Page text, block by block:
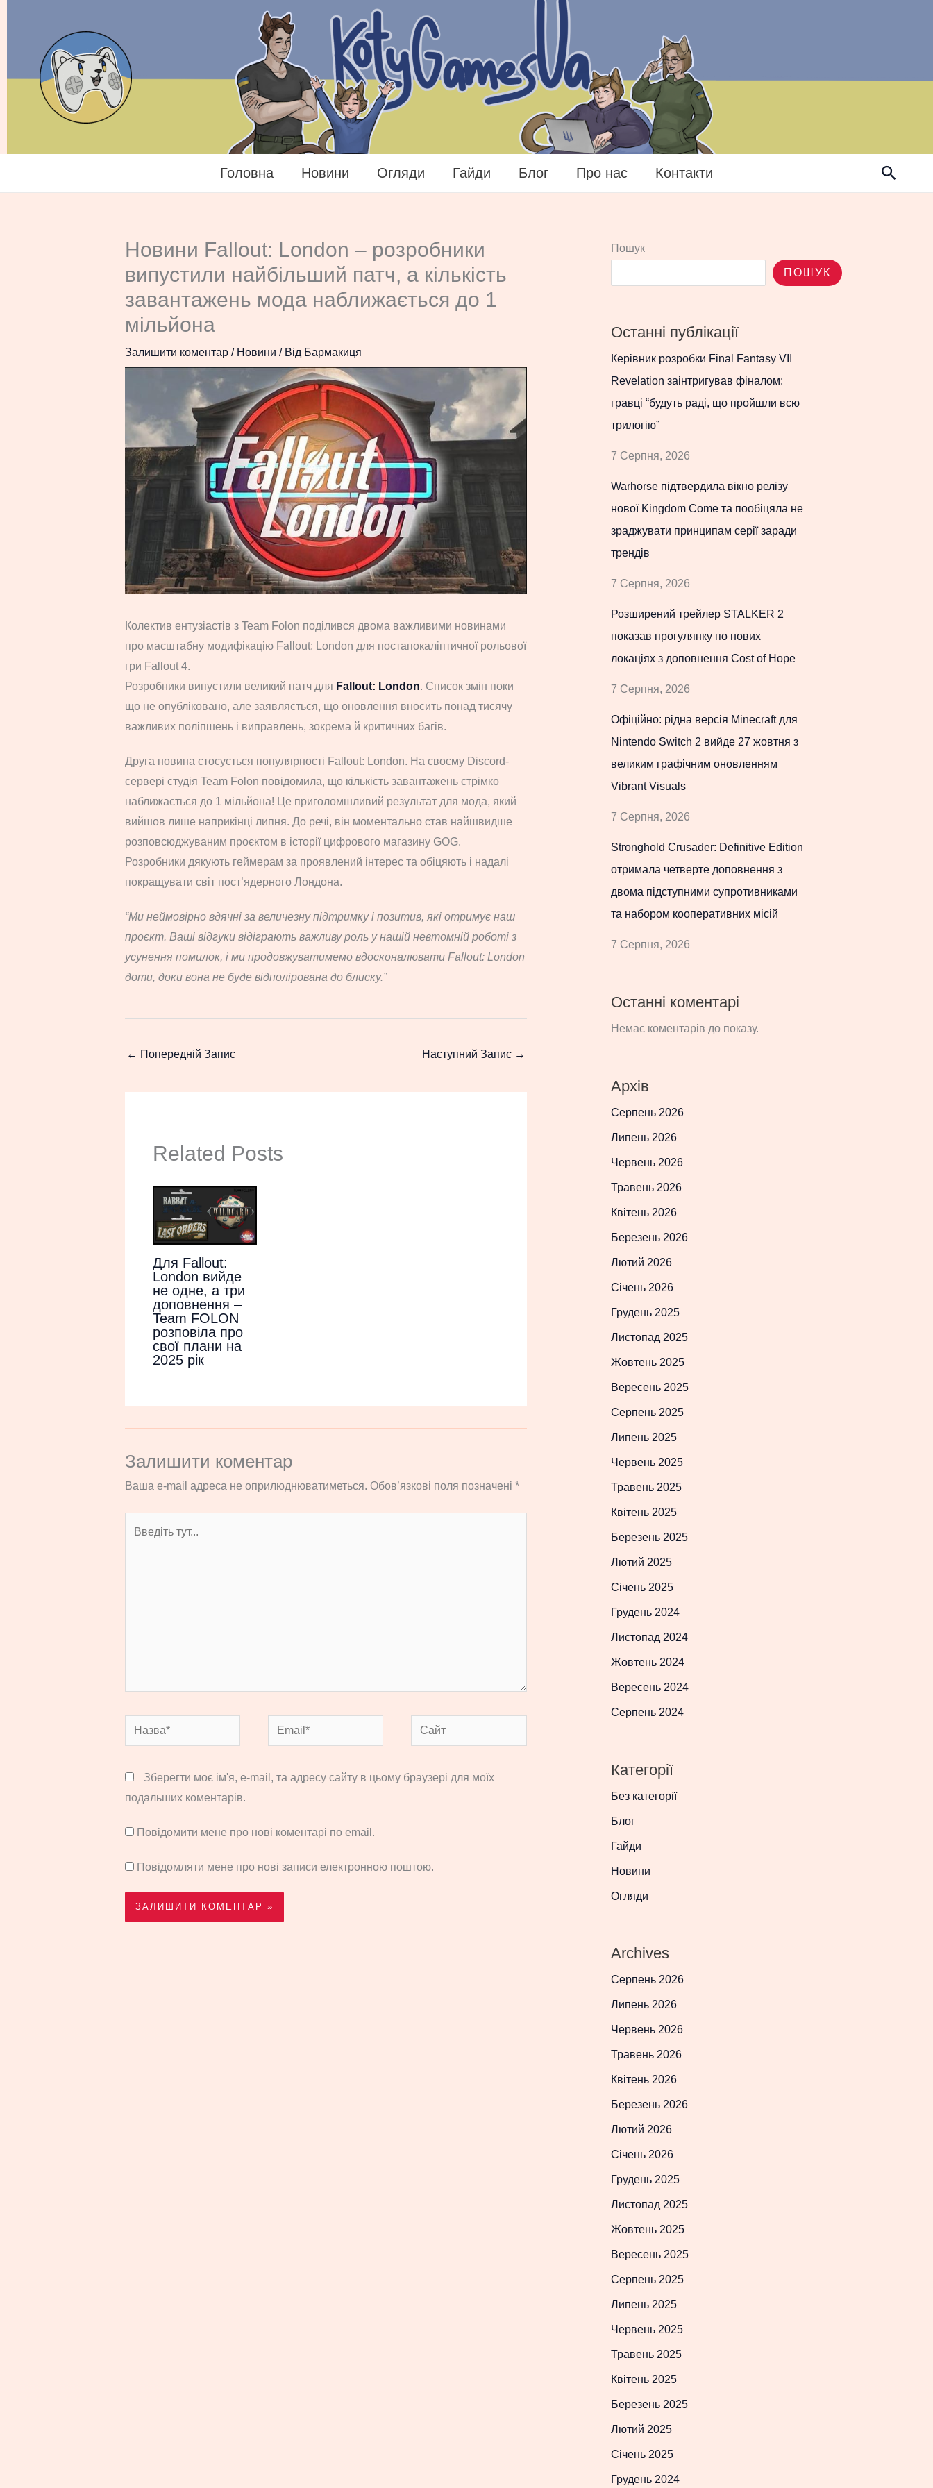
Головна Новини Огляди Гайди Блог Про нас Контакти Пошук
Новини Fallout: London – розробники
випустили найбільший патч, а кількість
завантажень мода наближається до 1
мільйона
Залишити коментар / Новини / Від Бармакиця
Колектив ентузіастів з Team Folon поділився двома важливими новинами
про масштабну модифікацію Fallout: London для постапокаліптичної рольової
гри Fallout 4.
Розробники випустили великий патч для Fallout: London. Список змін поки
що не опубліковано, але заявляється, що оновлення вносить понад тисячу
важливих поліпшень і виправлень, зокрема й критичних багів.
Друга новина стосується популярності Fallout: London. На своєму Discord-
сервері студія Team Folon повідомила, що кількість завантажень стрімко
наближається до 1 мільйона! Це приголомшливий результат для мода, який
вийшов лише наприкінці липня. До речі, він моментально став найшвидше
розповсюджуваним проєктом в історії цифрового магазину GOG.
Розробники дякують геймерам за проявлений інтерес та обіцяють і надалі
покращувати світ пост’ядерного Лондона.
“Ми неймовірно вдячні за величезну підтримку і позитив, які отримує наш
проєкт. Ваші відгуки відіграють важливу роль у нашій невтомній роботі з
усунення помилок, і ми продовжуватимемо вдосконалювати Fallout: London
доти, доки вона не буде відполірована до блиску.”
← Попередній Запис Наступний Запис →
Related Posts
Для Fallout:
London вийде
не одне, а три
доповнення –
Team FOLON
розповіла про
свої плани на
2025 рік
Залишити коментар
Ваша e-mail адреса не оприлюднюватиметься. Обов’язкові поля позначені *
Назва* Email* Сайт
Зберегти моє ім'я, e-mail, та адресу сайту в цьому браузері для моїх
подальших коментарів.
Повідомити мене про нові коментарі по email.
Повідомляти мене про нові записи електронною поштою.
Пошук
ПОШУК
Останні публікації
Керівник розробки Final Fantasy VII
Revelation заінтригував фіналом:
гравці “будуть раді, що пройшли всю
трилогію”
7 Серпня, 2026
Warhorse підтвердила вікно релізу
нової Kingdom Come та пообіцяла не
зраджувати принципам серії заради
трендів
7 Серпня, 2026
Розширений трейлер STALKER 2
показав прогулянку по нових
локаціях з доповнення Cost of Hope
7 Серпня, 2026
Офіційно: рідна версія Minecraft для
Nintendo Switch 2 вийде 27 жовтня з
великим графічним оновленням
Vibrant Visuals
7 Серпня, 2026
Stronghold Crusader: Definitive Edition
отримала четверте доповнення з
двома підступними супротивниками
та набором кооперативних місій
7 Серпня, 2026
Останні коментарі
Немає коментарів до показу.
Архів
Серпень 2026
Липень 2026
Червень 2026
Травень 2026
Квітень 2026
Березень 2026
Лютий 2026
Січень 2026
Грудень 2025
Листопад 2025
Жовтень 2025
Вересень 2025
Серпень 2025
Липень 2025
Червень 2025
Травень 2025
Квітень 2025
Березень 2025
Лютий 2025
Січень 2025
Грудень 2024
Листопад 2024
Жовтень 2024
Вересень 2024
Серпень 2024
Категорії
Без категорії
Блог
Гайди
Новини
Огляди
Archives
Серпень 2026
Липень 2026
Червень 2026
Травень 2026
Квітень 2026
Березень 2026
Лютий 2026
Січень 2026
Грудень 2025
Листопад 2025
Жовтень 2025
Вересень 2025
Серпень 2025
Липень 2025
Червень 2025
Травень 2025
Квітень 2025
Березень 2025
Лютий 2025
Січень 2025
Грудень 2024